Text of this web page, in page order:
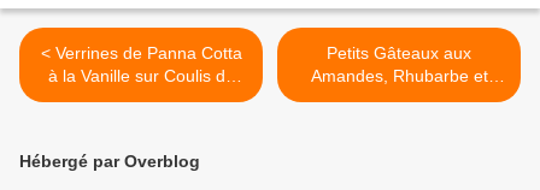
< Verrines de Panna Cotta
à la Vanille sur Coulis de
Framboise
Petits Gâteaux aux
Amandes, Rhubarbe et
Framboises >
Hébergé par Overblog